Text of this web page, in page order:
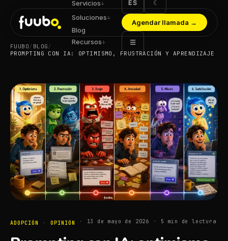
Servicios↓
Soluciones↓
Blog
Recursos↓
ES ☾
Agendar llamada →
☰
FUUBO/ BLOG/
PROMPTING CON IA: OPTIMISMO, FRUSTRACIÓN Y APRENDIZAJE
ADOPCIÓN · OPINIÓN · 13 de mayo de 2026 · 5 min de lectura